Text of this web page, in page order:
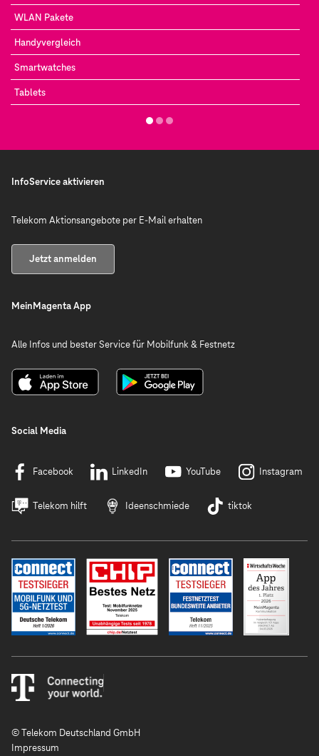
WLAN Pakete
Handyvergleich
Smartwatches
Tablets
InfoService aktivieren
Telekom Aktionsangebote per E-Mail erhalten
Jetzt anmelden
MeinMagenta App
Alle Infos und bester Service für Mobilfunk & Festnetz
Social Media
Facebook LinkedIn YouTube Instagram
Telekom hilft Ideenschmiede tiktok
© Telekom Deutschland GmbH
Impressum